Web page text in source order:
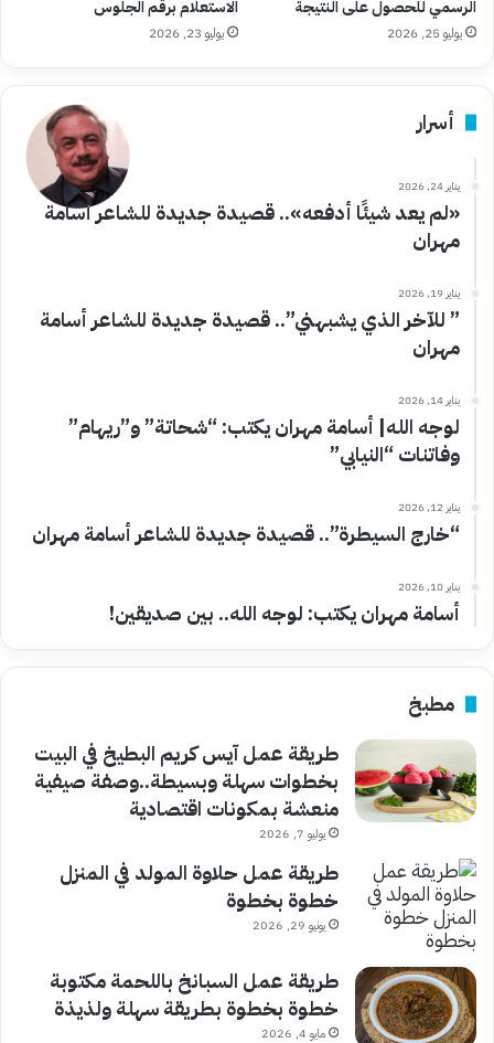
الرسمي للحصول على النتيجة
يوليو 25, 2026
الاستعلام برقم الجلوس
يوليو 23, 2026
أسرار
يناير 24, 2026
«لم يعد شيئًا أدفعه».. قصيدة جديدة للشاعر أسامة
مهران
يناير 19, 2026
” للآخر الذي يشبهني”.. قصيدة جديدة للشاعر أسامة
مهران
يناير 14, 2026
لوجه الله| أسامة مهران يكتب: “شحاتة” و”ريهام”
وفاتنات “النيابي”
يناير 12, 2026
“خارج السيطرة”.. قصيدة جديدة للشاعر أسامة مهران
يناير 10, 2026
أسامة مهران يكتب: لوجه الله.. بين صديقين!
مطبخ
طريقة عمل آيس كريم البطيخ في البيت
بخطوات سهلة وبسيطة..وصفة صيفية
منعشة بمكونات اقتصادية
يوليو 7, 2026
طريقة عمل حلاوة المولد في المنزل
خطوة بخطوة
يونيو 29, 2026
طريقة عمل السبانخ باللحمة مكتوبة
خطوة بخطوة بطريقة سهلة ولذيذة
مايو 4, 2026